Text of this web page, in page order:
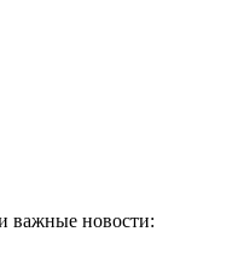
важные новости: